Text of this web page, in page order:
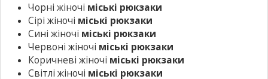
Чорні жіночі міські рюкзаки
Сірі жіночі міські рюкзаки
Сині жіночі міські рюкзаки
Червоні жіночі міські рюкзаки
Коричневі жіночі міські рюкзаки
Світлі жіночі міські рюкзаки